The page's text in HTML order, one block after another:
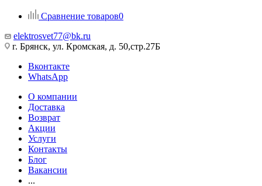
Сравнение товаров0
elektrosvet77@bk.ru
г. Брянск, ул. Кромская, д. 50,стр.27Б
Вконтакте
WhatsApp
О компании
Доставка
Возврат
Акции
Услуги
Контакты
Блог
Вакансии
...